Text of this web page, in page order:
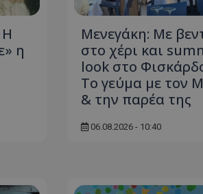
η
Μενεγάκη: Με
στο χέρι και
look στο
Το γεύμα με τον
& την παρέα της
06.08.2026 - 10:40
__cf_bm